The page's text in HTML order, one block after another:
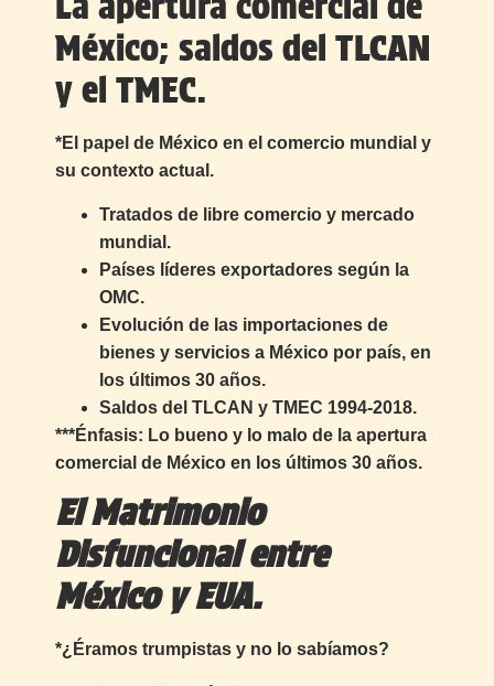
México; saldos del TLCAN
y el TMEC.
*El papel de México en el comercio mundial y
su contexto actual.
Tratados de libre comercio y mercado
mundial.
Países líderes exportadores según la
OMC.
Evolución de las importaciones de
bienes y servicios a México por país, en
los últimos 30 años.
Saldos del TLCAN y TMEC 1994-2018.
***Énfasis: Lo bueno y lo malo de la apertura
comercial de México en los últimos 30 años.
El Matrimonio
Disfuncional entre
México y EUA.
*¿Éramos trumpistas y no lo sabíamos?